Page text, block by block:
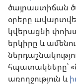
ծայրաստիճան
օրերը
կվերացնի
երկիրը և
հպատակները՝
առողջություն և